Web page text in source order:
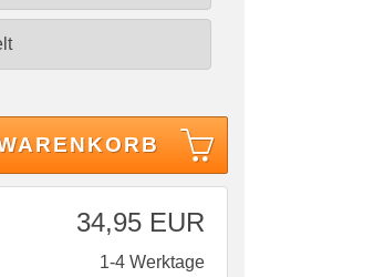
34,95 EUR
1-4 Werktage